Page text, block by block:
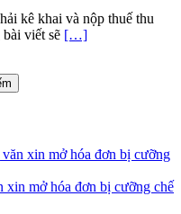
kê khai và nộp thuế thu
viết sẽ […]
xin mở hóa đơn bị cưỡng
xin mở hóa đơn bị cưỡng chế